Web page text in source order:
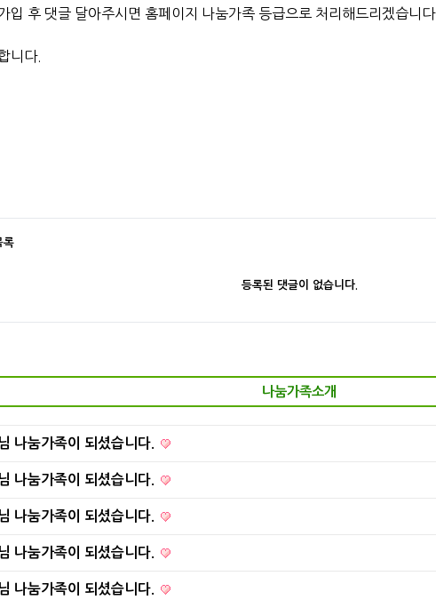
입 후 댓글 달아주시면 홈페이지 나눔가족 등급으로 처리해드리겠습니
니다.
록
등록된 댓글이 없습니다.
나눔가족소개
나눔가족이 되셨습니다.
나눔가족이 되셨습니다.
나눔가족이 되셨습니다.
나눔가족이 되셨습니다.
나눔가족이 되셨습니다.